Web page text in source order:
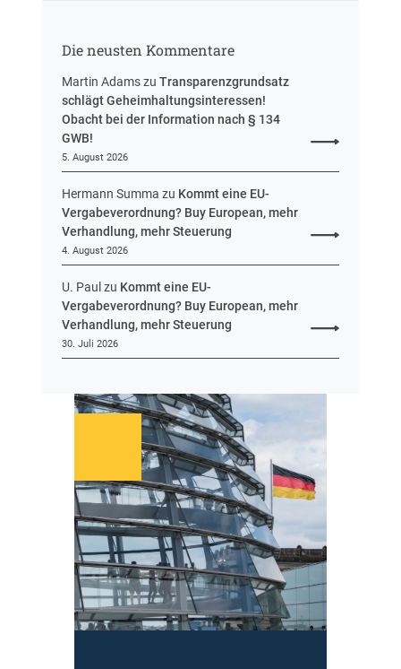
Die neusten Kommentare
Martin AdamszuTransparenzgrundsatz
schlägt Geheimhaltungsinteressen!
Obacht bei der Information nach § 134
GWB!
5. August 2026
Hermann Summa zu Kommt eine EU-
Vergabeverordnung? Buy European, mehr
Verhandlung, mehr Steuerung
4. August 2026
U. Paul zu Kommt eine EU-
Vergabeverordnung? Buy European, mehr
Verhandlung, mehr Steuerung
30. Juli 2026